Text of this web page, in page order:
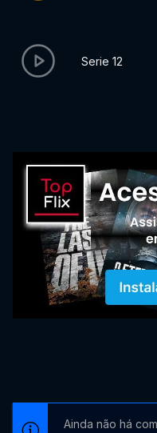
Serie 12
Ainda não há